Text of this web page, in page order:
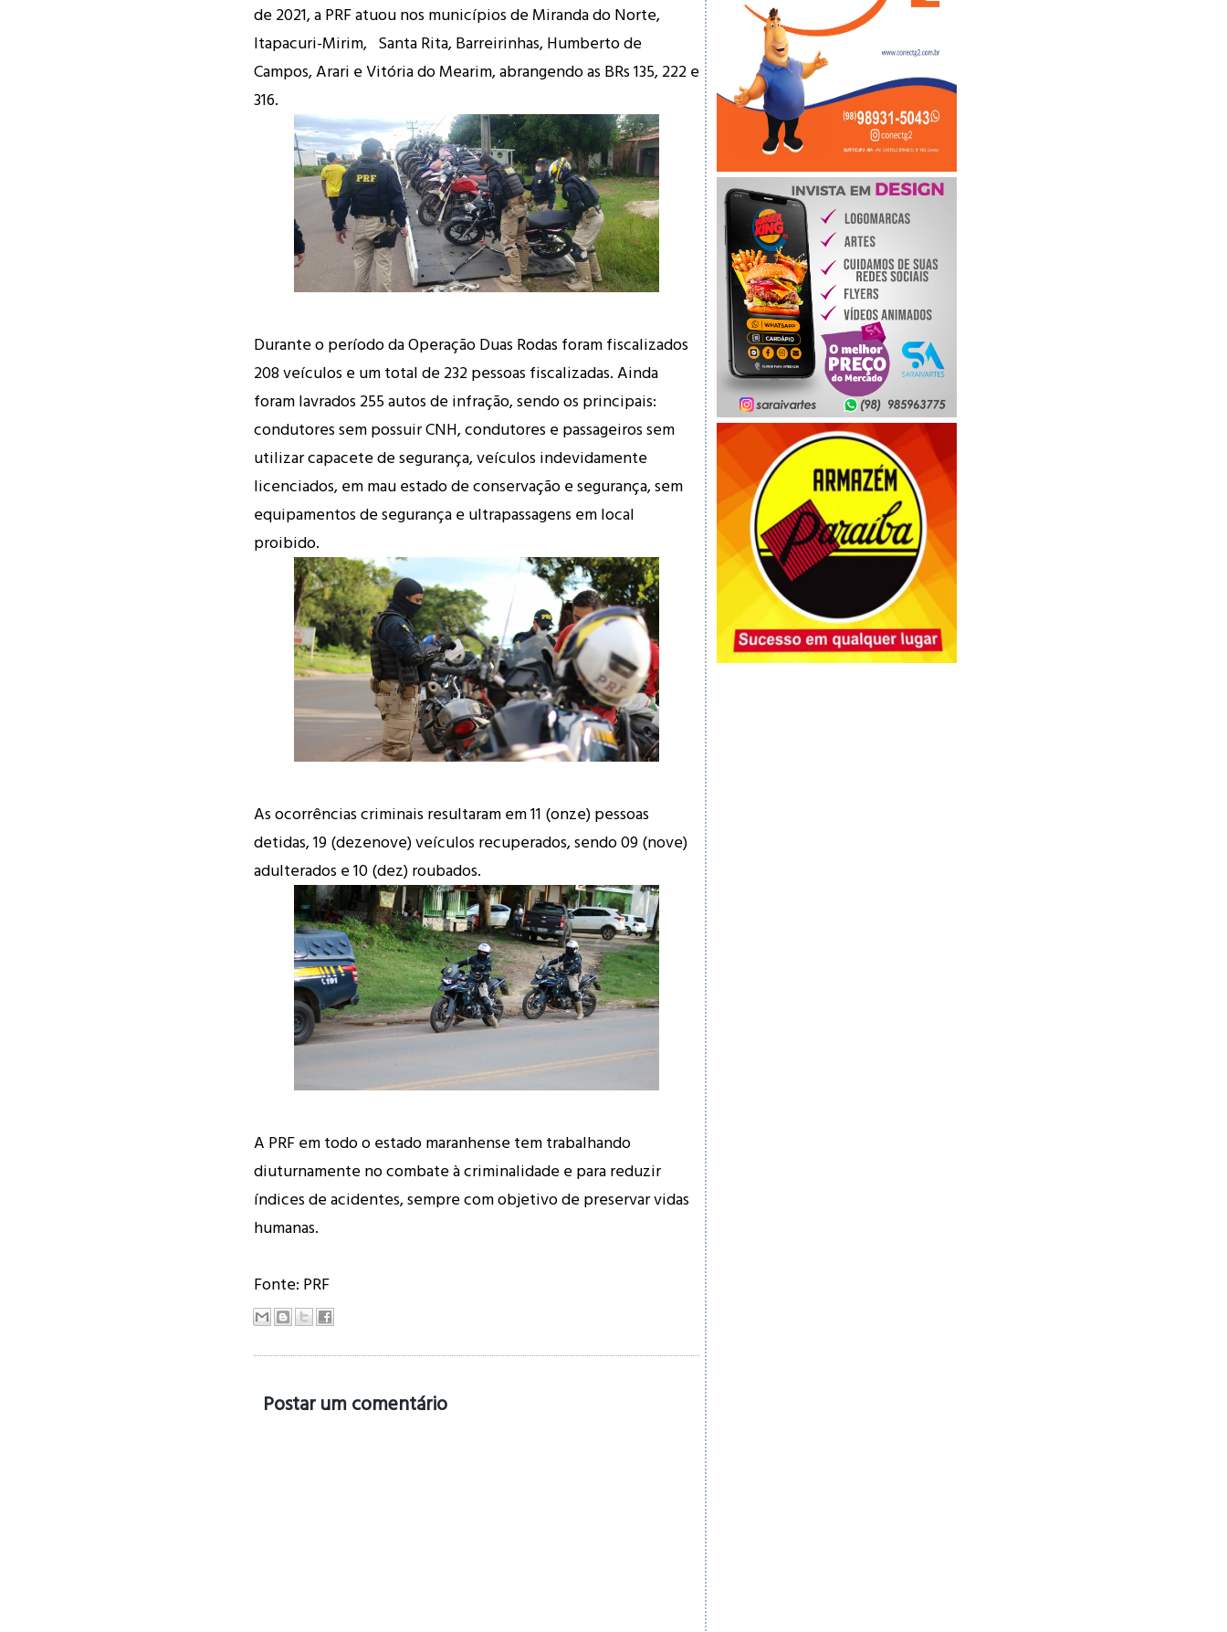
de 2021, a PRF atuou nos municípios de Miranda do Norte,
Itapacuri-Mirim, Santa Rita, Barreirinhas, Humberto de
Campos, Arari e Vitória do Mearim, abrangendo as BRs 135, 222 e
316.
Durante o período da Operação Duas Rodas foram fiscalizados
208 veículos e um total de 232 pessoas fiscalizadas. Ainda
foram lavrados 255 autos de infração, sendo os principais:
condutores sem possuir CNH, condutores e passageiros sem
utilizar capacete de segurança, veículos indevidamente
licenciados, em mau estado de conservação e segurança, sem
equipamentos de segurança e ultrapassagens em local
proibido.
As ocorrências criminais resultaram em 11 (onze) pessoas
detidas, 19 (dezenove) veículos recuperados, sendo 09 (nove)
adulterados e 10 (dez) roubados.
A PRF em todo o estado maranhense tem trabalhando
diuturnamente no combate à criminalidade e para reduzir
índices de acidentes, sempre com objetivo de preservar vidas
humanas.
Fonte: PRF
Postar um comentário